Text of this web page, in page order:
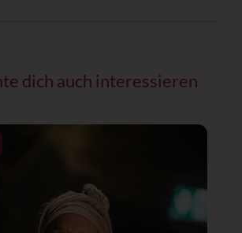
dich auch interessieren